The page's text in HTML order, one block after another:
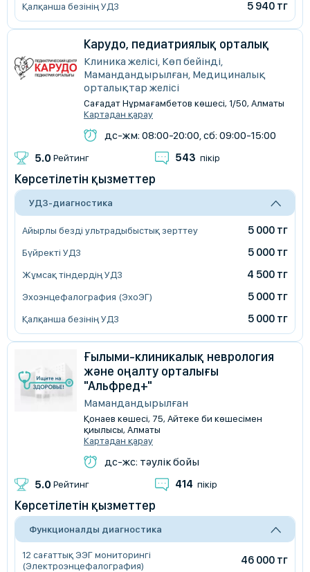
Қалқанша безінің УДЗ 5 940 тг
Карудо, педиатриялық орталық
Клиника желісі, Көп бейінді,
Мамандандырылған, Медициналық
орталықтар желісі
Сағадат Нұрмағамбетов көшесі, 1/50, Алматы
Картадан қарау
дс-жм: 08:00-20:00, сб: 09:00-15:00
5.0 Рейтинг 543 пікір
Көрсетілетін қызметтер
УДЗ-диагностика
Айырлы безді ультрадыбыстық зерттеу 5 000 тг
Бүйректі УДЗ 5 000 тг
Жұмсақ тіндердің УДЗ 4 500 тг
Эхоэнцефалография (ЭхоЭГ) 5 000 тг
Қалқанша безінің УДЗ 5 000 тг
Ғылыми-клиникалық неврология
және оңалту орталығы
"Альфред+"
Мамандандырылған
Қонаев көшесі, 75, Айтеке би көшесімен
қиылысы, Алматы
Картадан қарау
дс-жс: тәулік бойы
5.0 Рейтинг 414 пікір
Көрсетілетін қызметтер
Функционалды диагностика
12 сағаттық ЭЭГ мониторингі
(Электроэнцефалография)
46 000 тг